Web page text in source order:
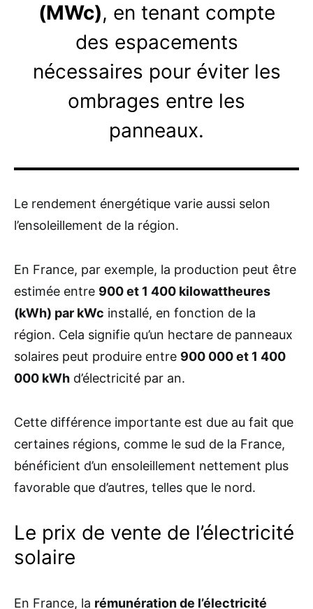
(MWc), en tenant compte
des espacements
nécessaires pour éviter les
ombrages entre les
panneaux.
Le rendement énergétique varie aussi selon
l’ensoleillement de la région.
En France, par exemple, la production peut être
estimée entre 900 et 1 400 kilowattheures
(kWh) par kWc installé, en fonction de la
région. Cela signifie qu’un hectare de panneaux
solaires peut produire entre 900 000 et 1 400
000 kWh d’électricité par an.
Cette différence importante est due au fait que
certaines régions, comme le sud de la France,
bénéficient d’un ensoleillement nettement plus
favorable que d’autres, telles que le nord.
Le prix de vente de l’électricité
solaire
En France, la rémunération de l’électricité